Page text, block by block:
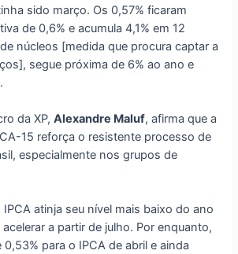
sido março. Os 0,57% ficaram
de 0,6% e acumula 4,1% em 12
núcleos [medida que procura captar a
segue próxima de 6% ao ano e
da XP,Alexandre Maluf, afirma que a
15 reforça o resistente processo de
especialmente nos grupos de
IPCA atinja seu nível mais baixo do ano
a partir de julho. Por enquanto,
para o IPCA de abril e ainda